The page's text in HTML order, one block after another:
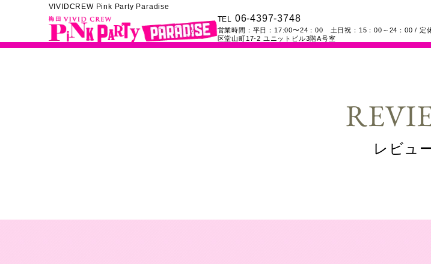
VIVIDCREW Pink Party Paradise
TEL 06-4397-3748
営業時間： 平日：17:00〜24：00 土日祝：15：00～24：00 / 定
区堂山町17-2 ユニットビル3階A号室
レビュ